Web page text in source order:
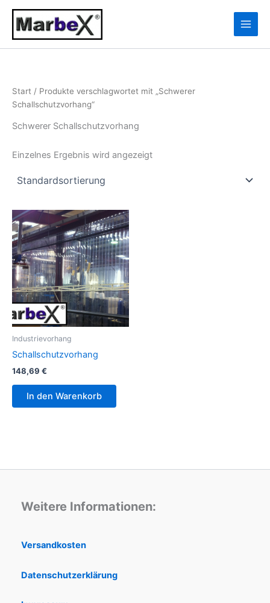
Zum
Inhalt
springen
Start / Produkte verschlagwortet mit „Schwerer
Schallschutzvorhang“
Schwerer Schallschutzvorhang
Einzelnes Ergebnis wird angezeigt
Industrievorhang
Schallschutzvorhang
148,69 €
In den Warenkorb
Weitere Informationen:
Versandkosten
Datenschutzerklärung